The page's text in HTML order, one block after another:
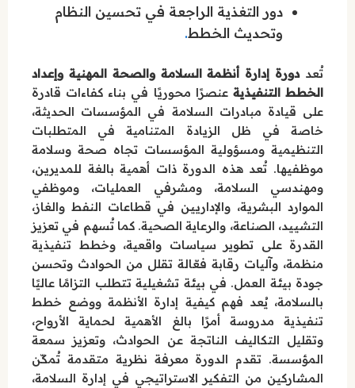
دور التغذية الراجعة في تحسين النظام
وتحديث الخطط.
تُعددورة إدارة أنظمة السلامة والصحة المهنية وإعداد
الخطط التنفيذية عنصرًا محوريًا في بناء كفاءات قادرة
على قيادة مبادرات السلامة في المؤسسات الحديثة،
خاصة في ظل الزيادة المتنامية في المتطلبات
التنظيمية ومسؤولية المؤسسات تجاه صحة وسلامة
موظفيها. تُعد هذه الدورة ذات أهمية بالغة للمديرين،
ومهندسي السلامة، ومشرفي العمليات، وموظفي
الموارد البشرية، والإداريين في قطاعات النفط والغاز،
التشييد، الصناعة، والرعاية الصحية. كما تُسهم في تعزيز
القدرة على تطوير سياسات واقعية، وخطط تنفيذية
منظمة، وآليات رقابة فعّالة تقلل من الحوادث وتحسن
جودة بيئة العمل. في بيئة تشغيلية تتطلب التزامًا عاليًا
بالسلامة، يُعد فهم كيفية إدارة الأنظمة ووضع خطط
تنفيذية مدروسة أمرًا بالغ الأهمية لحماية الأرواح،
وتقليل التكاليف الناتجة عن الحوادث، وتعزيز سمعة
المؤسسة. تقدم الدورة معرفة نظرية متقدمة تُمكّن
المشاركين من التفكير الاستراتيجي في إدارة السلامة،